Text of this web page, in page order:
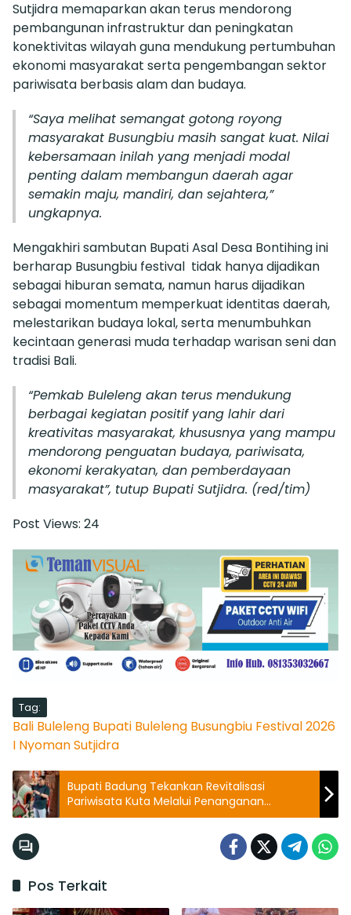
Sutjidra memaparkan akan terus mendorong
pembangunan infrastruktur dan peningkatan
konektivitas wilayah guna mendukung pertumbuhan
ekonomi masyarakat serta pengembangan sektor
pariwisata berbasis alam dan budaya.
“Saya melihat semangat gotong royong
masyarakat Busungbiu masih sangat kuat. Nilai
kebersamaan inilah yang menjadi modal
penting dalam membangun daerah agar
semakin maju, mandiri, dan sejahtera,”
ungkapnya.
Mengakhiri sambutan Bupati Asal Desa Bontihing ini
berharap Busungbiu festival tidak hanya dijadikan
sebagai hiburan semata, namun harus dijadikan
sebagai momentum memperkuat identitas daerah,
melestarikan budaya lokal, serta menumbuhkan
kecintaan generasi muda terhadap warisan seni dan
tradisi Bali.
“Pemkab Buleleng akan terus mendukung
berbagai kegiatan positif yang lahir dari
kreativitas masyarakat, khususnya yang mampu
mendorong penguatan budaya, pariwisata,
ekonomi kerakyatan, dan pemberdayaan
masyarakat”, tutup Bupati Sutjidra. (red/tim)
Post Views: 24
Tag:
Bali Buleleng Bupati Buleleng Busungbiu Festival 2026
I Nyoman Sutjidra
Bupati Badung Tekankan Revitalisasi
Pariwisata Kuta Melalui Penanganan
Kemacetan dan Abrasi
Pos Terkait